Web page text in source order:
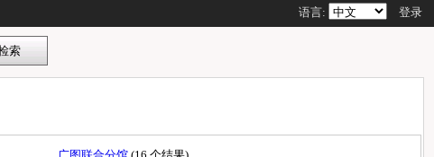
语言: 登录